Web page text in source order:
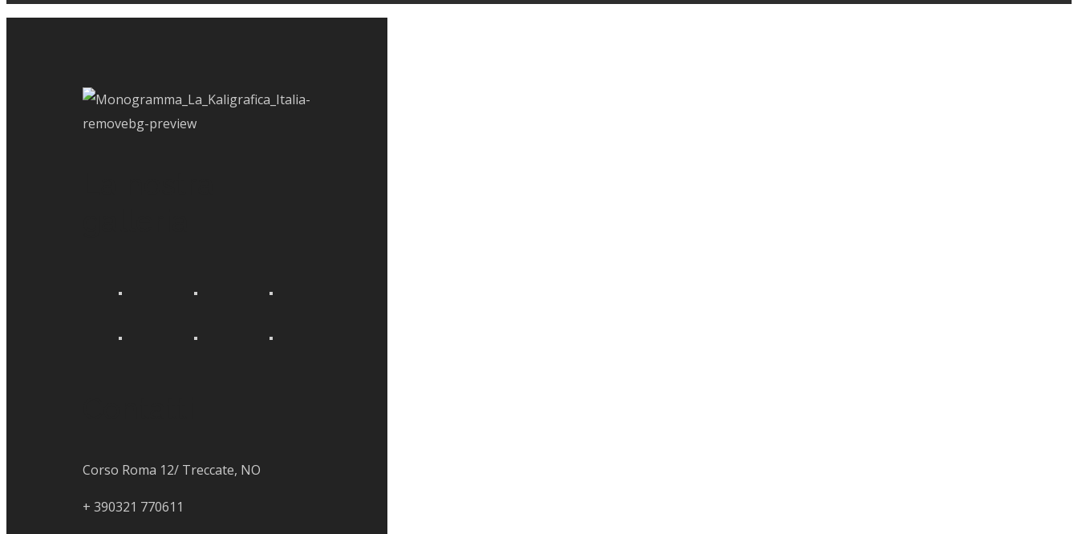
Corso Roma 12/ Treccate, NO
+ 390321 770611